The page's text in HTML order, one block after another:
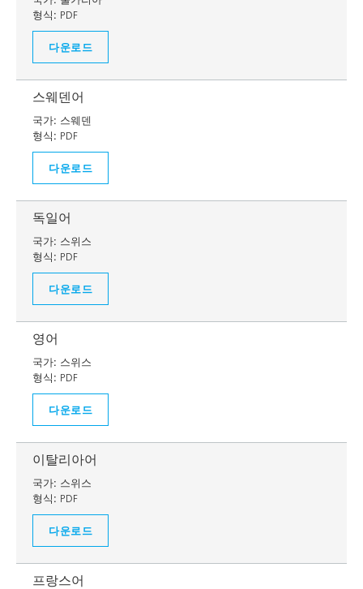
형식: PDF
다운로드
스웨덴어
국가: 스웨덴
형식: PDF
다운로드
독일어
국가: 스위스
형식: PDF
다운로드
영어
국가: 스위스
형식: PDF
다운로드
이탈리아어
국가: 스위스
형식: PDF
다운로드
프랑스어